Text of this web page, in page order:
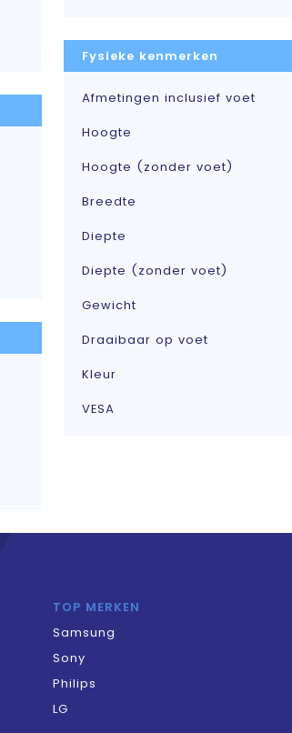
Fysieke kenmerken
Afmetingen inclusief voet
Hoogte
Hoogte (zonder voet)
Breedte
Diepte
Diepte (zonder voet)
Gewicht
Draaibaar op voet
Kleur
VESA
TOP MERKEN
Samsung
Sony
Philips
LG